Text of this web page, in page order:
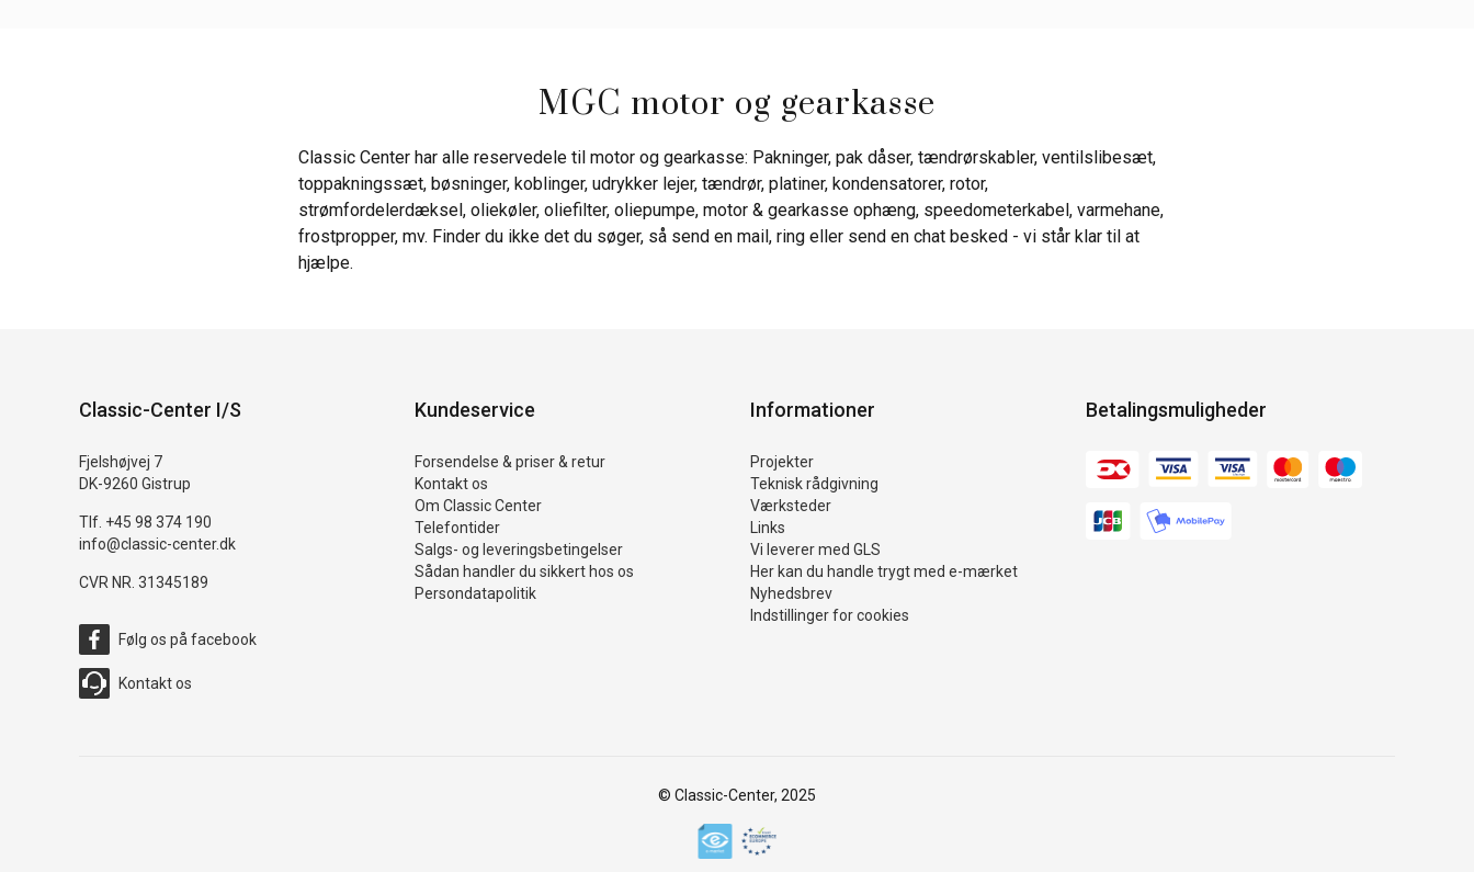
MGC motor og gearkasse
Classic Center har alle reservedele til motor og gearkasse: Pakninger, pak dåser, tændrørskabler, ventilslibesæt,
toppakningssæt, bøsninger, koblinger, udrykker lejer, tændrør, platiner, kondensatorer, rotor,
strømfordelerdæksel, oliekøler, oliefilter, oliepumpe, motor & gearkasse ophæng, speedometerkabel, varmehane,
frostpropper, mv. Finder du ikke det du søger, så send en mail, ring eller send en chat besked - vi står klar til at
hjælpe.
Classic-Center I/S
Fjelshøjvej 7
DK-9260 Gistrup
Tlf. +45 98 374 190
info@classic-center.dk
CVR NR. 31345189
Følg os på facebook
Kontakt os
Kundeservice
Forsendelse & priser & retur
Kontakt os
Om Classic Center
Telefontider
Salgs- og leveringsbetingelser
Sådan handler du sikkert hos os
Persondatapolitik
Informationer
Projekter
Teknisk rådgivning
Værksteder
Links
Vi leverer med GLS
Her kan du handle trygt med e-mærket
Nyhedsbrev
Indstillinger for cookies
Betalingsmuligheder
© Classic-Center, 2025